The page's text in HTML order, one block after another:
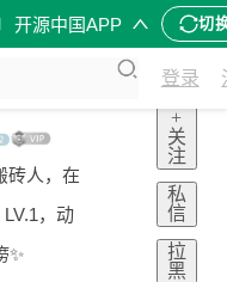
开源中国APP 切
登录
砖人，在
，动
✨
+
关
注
私
信
拉
黑